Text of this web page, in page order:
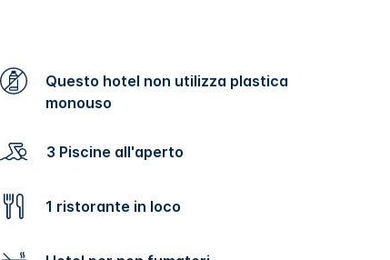
Questo hotel non utilizza plastica
monouso
3 Piscine all'aperto
1 ristorante in loco